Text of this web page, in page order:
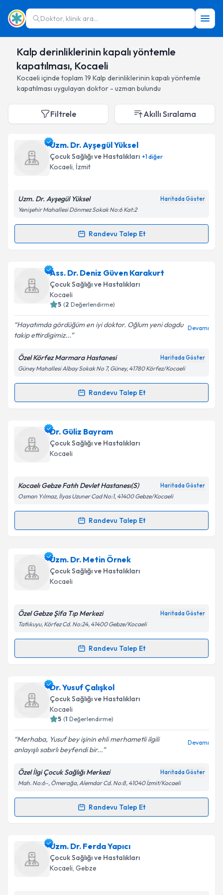
Doktor, klinik ara...
Kalp derinliklerinin kapalı yöntemle
kapatılması, Kocaeli
Kocaeli içinde toplam 19 Kalp derinliklerinin kapalı yöntemle
kapatılması uygulayan doktor - uzman bulundu
Filtrele Akıllı Sıralama
Uzm. Dr. Ayşegül Yüksel
Çocuk Sağlığı ve Hastalıkları +1diğer
Kocaeli, İzmit
Uzm. Dr. Ayşegül Yüksel Haritada Göster
Yenişehir Mahallesi Dönmez Sokak No:6 Kat:2
Randevu Talep Et
Randevu Takvimi Talebi
Uzm. Dr. Ayşegül Yükseliçin randevu takvimi talebi
oluşturun. Size bu uzmandan randevu almanız için bir
takvim hazırlandığında e-posta ile bilgilendireceğiz.
Kişisel verilerimin işlenmesine ilişkin
Aydınlatma
Metni'ni okudum ve kişisel verilerimin belirtilen
kapsamda işlenmesini kabul ediyorum.
Ass. Dr. Deniz Güven Karakurt
Çocuk Sağlığı ve Hastalıkları
Kocaeli
5 (2 Değerlendirme)
Hayatımda gördüğüm en iyi doktor. Oğlum yeni dogdu
takip ettirdigimiz...
Devamı
Özel Körfez Marmara Hastanesi Haritada Göster
Güney Mahallesi Albay Sokak No 7, Güney, 41780 Körfez/Kocaeli
Randevu Talep Et
Randevu Takvimi Talebi
Ass. Dr. Deniz Güven Karakurt
talebi oluşturun. Size bu uzmandan randevu almanız
için bir takvim hazırlandığında e-posta ile
Kişisel verilerimin işlenmesine ilişkinAydınlatma
kapsamda işlenmesini kabul ediyorum.
Dr. Güliz Bayram
Çocuk Sağlığı ve Hastalıkları
Kocaeli
Kocaelı Gebze Fatıh Devlet Hastanesı(S) Haritada Göster
Osman Yılmaz, İlyas Uzuner Cad No:1, 41400 Gebze/Kocaeli
Randevu Talep Et
Randevu Takvimi Talebi
Dr. Güliz Bayramiçin randevu takvimi talebi
oluşturun. Size bu uzmandan randevu almanız için bir
takvim hazırlandığında e-posta ile bilgilendireceğiz.
Kişisel verilerimin işlenmesine ilişkin
Metni'ni okudum ve kişisel verilerimin belirtilen
Takvim Talebini Gönder
Uzm. Dr. Metin Örnek
Çocuk Sağlığı ve Hastalıkları
Kocaeli
Özel Gebze Şifa Tıp Merkezi Haritada Göster
Tatlıkuyu, Körfez Cd. No:24, 41400 Gebze/Kocaeli
Randevu Talep Et
Randevu Takvimi Talebi
Uzm. Dr. Metin Örnekiçin randevu takvimi talebi
oluşturun. Size bu uzmandan randevu almanız için bir
takvim hazırlandığında e-posta ile bilgilendireceğiz.
Kişisel verilerimin işlenmesine ilişkin
Aydınlatma
Metni'ni okudum ve kişisel verilerimin belirtilen
kapsamda işlenmesini kabul ediyorum.
Dr. Yusuf Çalışkol
Çocuk Sağlığı ve Hastalıkları
Kocaeli
5 (1 Değerlendirme)
Merhaba, Yusuf bey işinin ehli merhametli ilgili
anlayışlı sabırlı beyfendi bir...
Devamı
Özel İlgi Çocuk Sağlığı Merkezi Haritada Göster
Mah. No:6-, Ömerağa, Alemdar Cd. No:8, 41040 İzmit/Kocaeli
Randevu Talep Et
Randevu Takvimi Talebi
Dr. Yusuf Çalışkoliçin randevu takvimi talebi
oluşturun. Size bu uzmandan randevu almanız için bir
takvim hazırlandığında e-posta ile bilgilendireceğiz.
Uzm. Dr. Ferda Yapıcı
Çocuk Sağlığı ve Hastalıkları
Kocaeli, Gebze